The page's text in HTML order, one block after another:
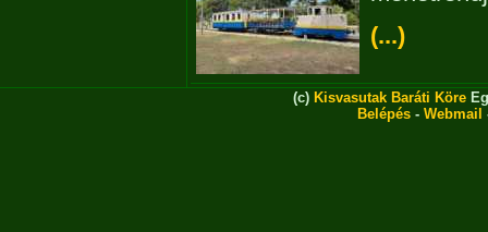
(...)
(c) Kisvasutak Baráti Köre
Belépés - Webmail